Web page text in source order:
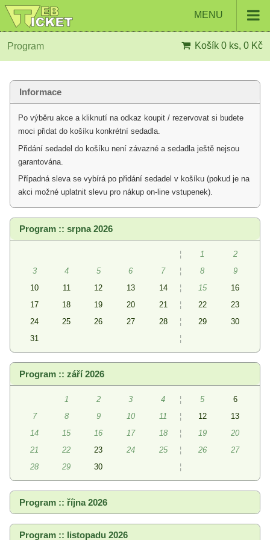
MENU
Program Košík 0 ks, 0 Kč
Informace
Po výběru akce a kliknutí na odkaz koupit / rezervovat si budete
moci přidat do košíku konkrétní sedadla.
Přidání sedadel do košíku není závazné a sedadla ještě nejsou
garantována.
Případná sleva se vybírá po přidání sedadel v košíku (pokud je na
akci možné uplatnit slevu pro nákup on-line vstupenek).
Program :: srpna 2026
¦ 1
2
3
4 5 6 7 ¦ 8
9
10
11 12 13 14 ¦ 15
16
17
18 19 20 21 ¦ 22
23
24
25 26 27 28 ¦ 29
30
31
¦
Program :: září 2026
1 2 3 4 ¦ 5
6
7
8 9 10 11 ¦ 12
13
14
15 16 17 18 ¦ 19
20
21
22 23 24 25 ¦ 26
27
28
29 30 ¦
Program :: října 2026
Program :: listopadu 2026